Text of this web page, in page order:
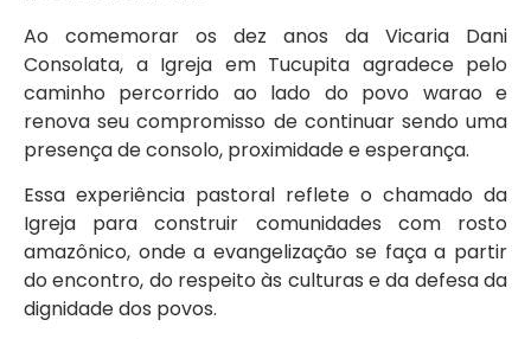
Ao comemorar os dez anos da Vicaria Dani
Consolata, a Igreja em Tucupita agradece pelo
caminho percorrido ao lado do povo warao e
renova seu compromisso de continuar sendo uma
presença de consolo, proximidade e esperança.
Essa experiência pastoral reflete o chamado da
Igreja para construir comunidades com rosto
amazônico, onde a evangelização se faça a partir
do encontro, do respeito às culturas e da defesa da
dignidade dos povos.